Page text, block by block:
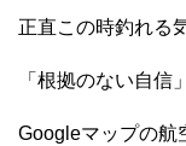
正直この時釣れる
「根拠のない自信
Googleマップの航